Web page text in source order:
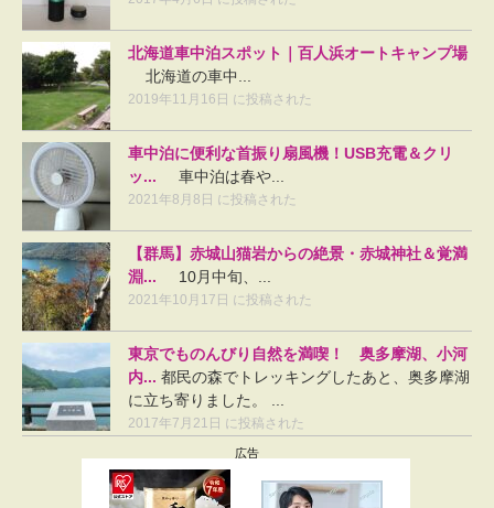
北海道車中泊スポット｜百人浜オートキャンプ場
北海道の車中...
2019年11月16日 に投稿された
車中泊に便利な首振り扇風機！USB充電＆クリ
ッ...
車中泊は春や...
2021年8月8日 に投稿された
【群馬】赤城山猫岩からの絶景・赤城神社＆覚満
淵...
10月中旬、...
2021年10月17日 に投稿された
東京でものんびり自然を満喫！ 奥多摩湖、小河
内... 都民の森でトレッキングしたあと、奥多摩湖
に立ち寄りました。 ...
2017年7月21日 に投稿された
広告